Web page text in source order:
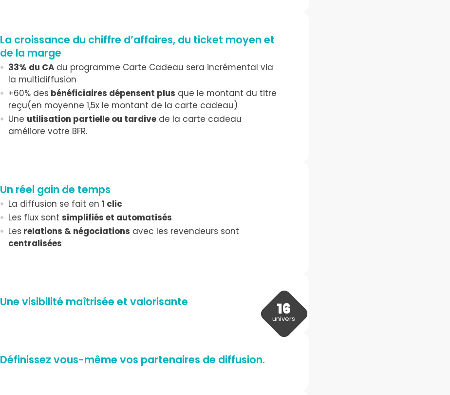
16
univers
La croissance du chiffre d’affaires, du ticket moyen et
de la marge
33% du CA du programme Carte Cadeau sera incrémental via
la multidiffusion
+60% des bénéficiaires dépensent plus que le montant du titre
reçu(en moyenne 1,5x le montant de la carte cadeau)
Une utilisation partielle ou tardive de la carte cadeau
améliore votre BFR.
Un réel gain de temps
La diffusion se fait en1 clic
Les flux sontsimplifiés et automatisés
Les relations & négociations avec les revendeurs sont
centralisées
Une visibilité maîtrisée et valorisante
Définissez vous-même vos partenaires de diffusion.